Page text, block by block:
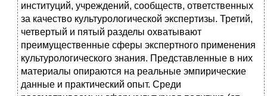
институций, учреждений, сообществ, ответственных
за качество культурологической экспертизы. Третий,
четвертый и пятый разделы охватывают
преимущественные сферы экспертного применения
культурологического знания. Представленные в них
материалы опираются на реальные эмпирические
данные и практический опыт. Среди